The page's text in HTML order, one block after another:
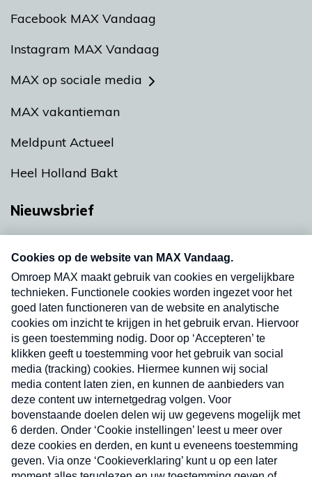
Facebook MAX Vandaag
Instagram MAX Vandaag
MAX op sociale media
MAX vakantieman
Meldpunt Actueel
Heel Holland Bakt
Nieuwsbrief
Neem hier een gratis abonnement op onze
nieuwsbrief. Elke vrijdag- en dinsdagochtend in
uw mailbox.
Verzend
Nieuwsbrief
Neem hier een gratis abonnement op onze